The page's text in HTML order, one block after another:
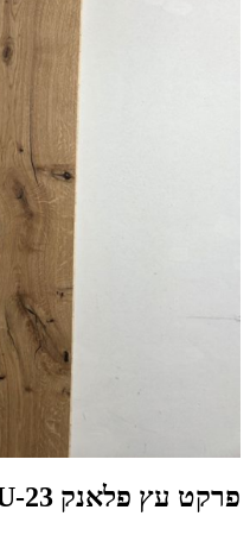
פרקט עץ פלאנק PU-23